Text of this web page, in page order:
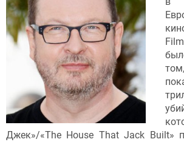
Джек»/«The House That Jack Built»